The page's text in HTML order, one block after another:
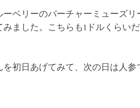
ベリーのバーチャーミューズリ
ました。こちらも1ドルくらい
初日あげてみて、次の日は人参